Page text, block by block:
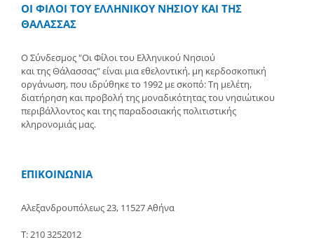
ΟΙ ΦΙΛΟΙ ΤΟΥ ΕΛΛΗΝΙΚΟΥ ΝΗΣΙΟΥ ΚΑΙ ΤΗΣ
ΘΑΛΑΣΣΑΣ
Ο Σύνδεσμος "Οι Φίλοι του Ελληνικού Νησιού
και της Θάλασσας" είναι μια εθελοντική, μη κερδοσκοπική
οργάνωση, που ιδρύθηκε το 1992 με σκοπό: Τη μελέτη,
διατήρηση και προβολή της μοναδικότητας του νησιώτικου
περιβάλλοντος και της παραδοσιακής πολιτιστικής
κληρονομιάς μας.
ΕΠΙΚΟΙΝΩΝΙΑ
Αλεξανδρουπόλεως 23, 11527 Αθήνα
Τ: 210 3252012